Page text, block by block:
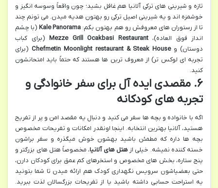
تازه و شیرینی های ترکی آلانیا هم غافل بشید؛ چون واقعاً وسوسه انگیز و
خوشمزه اند و یه شیرینی اصیل ترکی رو بهتون هدیه میدن. می تونم چند
تا از رستوران های معروفش رو هم بهتون بگم: Kale Panorama(با چشم
انداز فوق العاده)،Mezze Grill Ocakbasi Restaurant (برای کباب
دوستان) وChefmetin Moonlight restaurant & Steak House (برای
تجربه ای لوکس تر) از معروف ترین ها هستند که حتماً باید امتحانشون
کنید.
۶. مقصدی ایده آل برای سفر خانوادگی و
تجربه های کودکانه
اگه با خانواده و بچه ها سفر می کنید و دنبال یه مقصد امن و پر از تفریح
هستید، آلانیا بهترین انتخابه. اینجا اونقدر امکانات و تفریحات مخصوص
بچه ها داره که مطمئن باشید بهشون خوش میگذره و سفر براشون
خسته کننده نمیشه. خیلی ازهتل های آلانیا، مخصوصاً هتل های بزرگتر و
پنج ستاره، بخش های مخصوص و استخرهای کم عمق برای کودکان دارن،
حتی بعضیاشون سرویس نگهداری کودک هم ارائه میدن تا شما بتونید
یه استراحت حسابی داشته باشید یا از تفریحات بزرگسالان لذت ببرید.